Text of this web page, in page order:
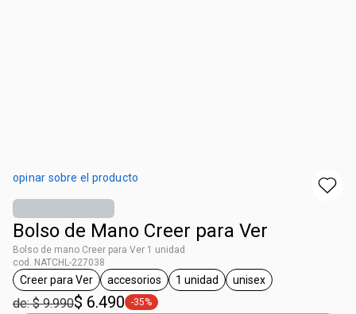
opinar sobre el producto
Bolso de Mano Creer para Ver
Bolso de mano Creer para Ver 1 unidad
cod. NATCHL-227038
general.tag Creer para Ver
Creer para Ver
general.tag accesorios
accesorios
general.tag 1 unidad
1 unidad
general.tag unisex
unisex
de: $ 9.990$ 6.490 general.tag -35%
-35%